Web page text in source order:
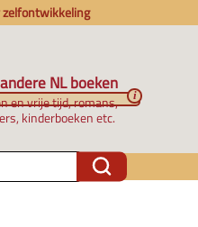
zelfontwikkeling
NL boeken
en vrije tijd, romans,
kinderboeken etc.
i